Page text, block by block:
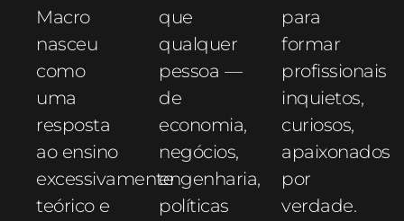
Macro
nasceu
como
uma
resposta
ao ensino
excessivamente
teórico e
que
qualquer
pessoa —
de
economia,
negócios,
engenharia,
políticas
para
formar
profissionais
inquietos,
curiosos,
apaixonados
por
verdade.